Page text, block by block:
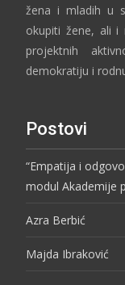
žena i mladih u
okupiti žene, ali i
projektnih
demokratiju i
Postovi
“Empatija i
modul Akademije
Azra Berbić
Majda Ibraković